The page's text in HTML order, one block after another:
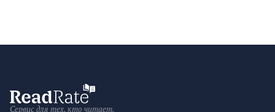
Сервис для тех, кто читает.